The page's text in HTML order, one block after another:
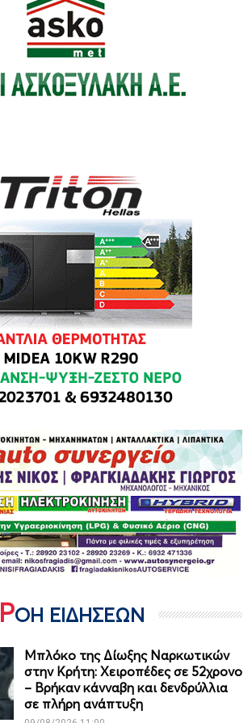
ΡΟΗ ΕΙΔΗΣΕΩΝ
Μπλόκο της Δίωξης Ναρκωτικών
στην Κρήτη: Χειροπέδες σε 52χρονο
– Βρήκαν κάνναβη και δενδρύλλια
σε πλήρη ανάπτυξη